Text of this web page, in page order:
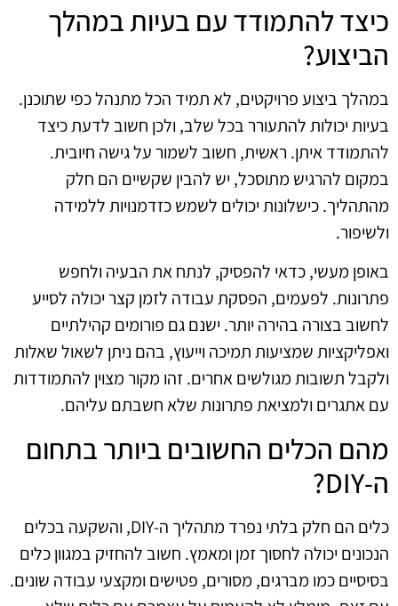
כיצד להתמודד עם בעיות במהלך
הביצוע?
במהלך ביצוע פרויקטים, לא תמיד הכל מתנהל כפי שתוכנן.
בעיות יכולות להתעורר בכל שלב, ולכן חשוב לדעת כיצד
להתמודד איתן. ראשית, חשוב לשמור על גישה חיובית.
במקום להרגיש מתוסכל, יש להבין שקשיים הם חלק
מהתהליך. כישלונות יכולים לשמש כזדמנויות ללמידה
ולשיפור.
באופן מעשי, כדאי להפסיק, לנתח את הבעיה ולחפש
פתרונות. לפעמים, הפסקת עבודה לזמן קצר יכולה לסייע
לחשוב בצורה בהירה יותר. ישנם גם פורומים קהילתיים
ואפליקציות שמציעות תמיכה וייעוץ, בהם ניתן לשאול שאלות
ולקבל תשובות מגולשים אחרים. זהו מקור מצוין להתמודדות
עם אתגרים ולמציאת פתרונות שלא חשבתם עליהם.
מהם הכלים החשובים ביותר בתחום
ה-DIY?
כלים הם חלק בלתי נפרד מתהליך ה-DIY, והשקעה בכלים
הנכונים יכולה לחסוך זמן ומאמץ. חשוב להחזיק במגוון כלים
בסיסיים כמו מברגים, מסורים, פטישים ומקצעי עבודה שונים.